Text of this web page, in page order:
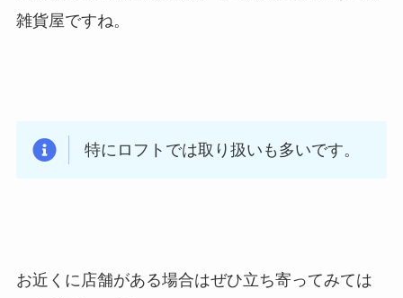
雑貨屋ですね。
特にロフトでは取り扱いも多いです。
お近くに店舗がある場合はぜひ立ち寄ってみては